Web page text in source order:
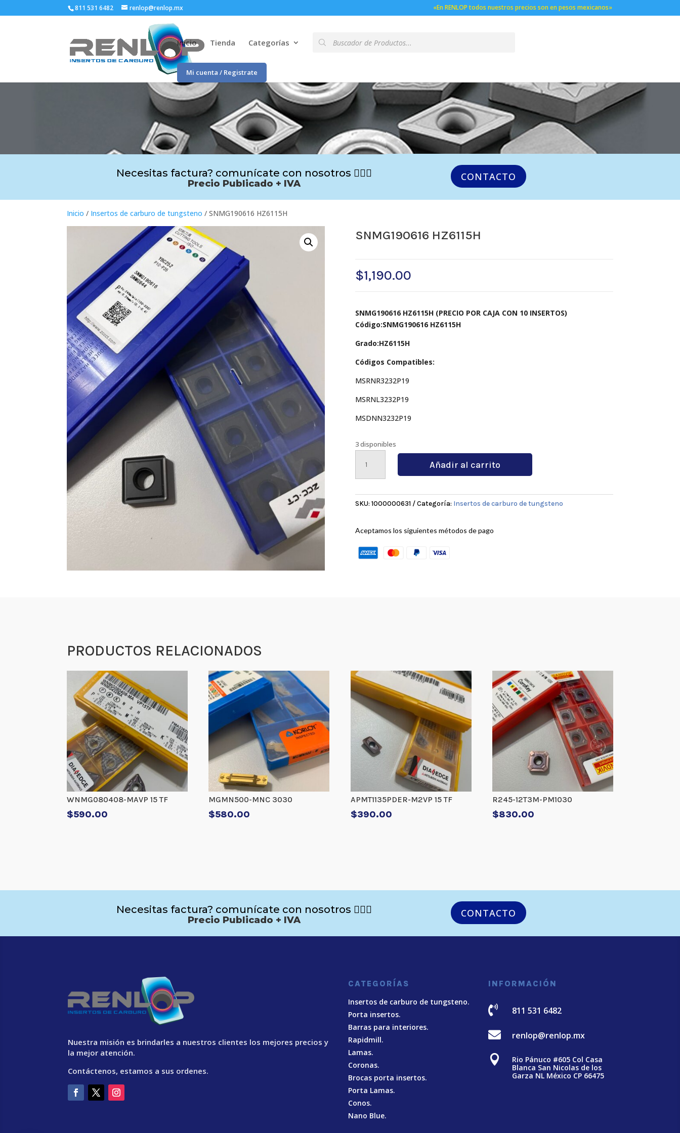
811 531 6482 renlop@renlop.mx «En RENLOP todos nuestros precios son en pesos mexicanos»
Inicio Tienda Categorías de
productos
Mi cuenta / Registrate
Necesitas factura? comunícate con nosotros 🙋🏻‍♂️
Precio Publicado + IVA
CONTACTO
Inicio / Insertos de carburo de tungsteno / SNMG190616 HZ6115H
SNMG190616 HZ6115H
$1,190.00
SNMG190616 HZ6115H (PRECIO POR CAJA CON 10 INSERTOS)
Código:SNMG190616 HZ6115H
Grado:HZ6115H
Códigos Compatibles:
MSRNR3232P19
MSRNL3232P19
MSDNN3232P19
3 disponibles
SNMG190616
HZ6115H
cantidad
Añadir al carrito
SKU: 1000000631 Categoría: Insertos de carburo de tungsteno
Aceptamos los siguientes métodos de pago
PRODUCTOS RELACIONADOS
WNMG080408-MAVP 15 TF
$590.00
MGMN500-MNC 3030
$580.00
APMT1135PDER-M2VP 15 TF
$390.00
R245-12T3M-PM1030
$830.00
Necesitas factura? comunícate con nosotros 🙋🏻‍♂️
Precio Publicado + IVA
CONTACTO
Nuestra misión es brindarles a nuestros clientes los mejores precios y
la mejor atención.
Contáctenos, estamos a sus ordenes.
CATEGORÍAS
Insertos de carburo de tungsteno.
Porta insertos.
Barras para interiores.
Rapidmill.
Lamas.
Coronas.
Brocas porta insertos.
Porta Lamas.
Conos.
Nano Blue.
INFORMACIÓN
 811 531 6482
 renlop@renlop.mx

Rio Pánuco #605 Col Casa
Blanca San Nicolas de los
Garza NL México CP 66475